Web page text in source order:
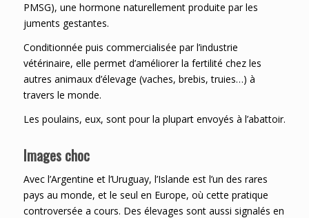
PMSG), une hormone naturellement produite par les
juments gestantes.
Conditionnée puis commercialisée par l’industrie
vétérinaire, elle permet d’améliorer la fertilité chez les
autres animaux d’élevage (vaches, brebis, truies…) à
travers le monde.
Les poulains, eux, sont pour la plupart envoyés à l’abattoir.
Images choc
Avec l’Argentine et l’Uruguay, l’Islande est l’un des rares
pays au monde, et le seul en Europe, où cette pratique
controversée a cours. Des élevages sont aussi signalés en